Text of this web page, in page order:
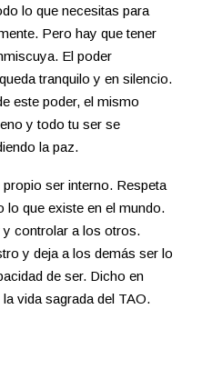
lo que necesitas para
Pero hay que tener
El poder
tranquilo y en silencio.
este poder, el mismo
y todo tu ser se
la paz.
ser interno. Respeta
lo que existe en el mundo.
y controlar a los otros.
y deja a los demás ser lo
de ser. Dicho en
vida sagrada del TAO.